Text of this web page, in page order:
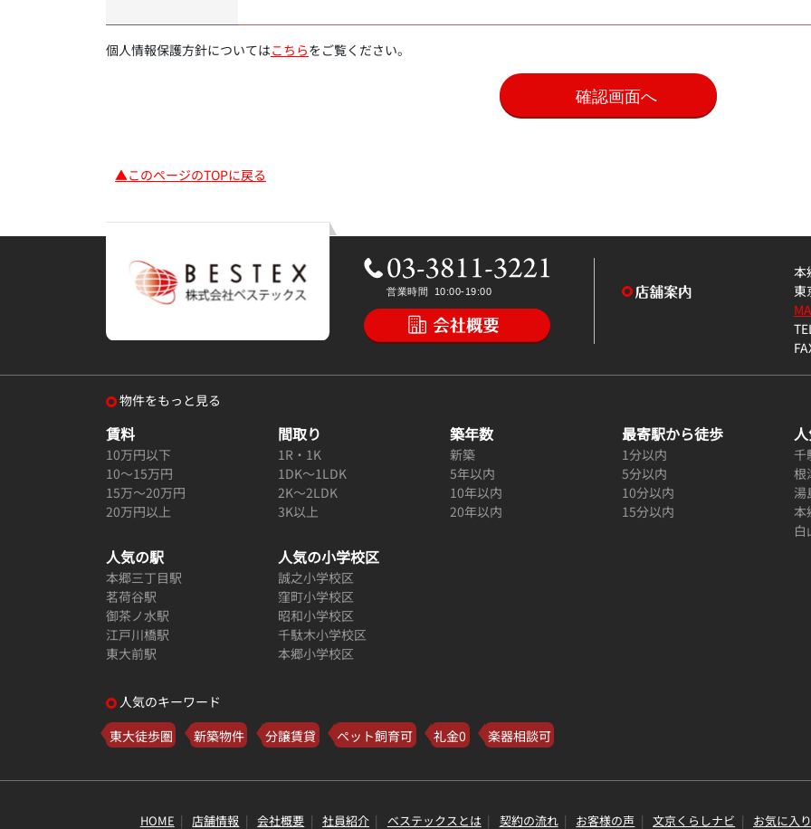
個人情報保護方針についてはこちらをご覧ください。
▲このページのTOPに戻る
本
東
物件をもっと見る
賃料
10万円以下
10～15万円
15万～20万円
20万円以上
間取り
1R・1K
1DK～1LDK
2K～2LDK
3K以上
築年数
新築
5年以内
10年以内
20年以内
最寄駅から徒歩
1分以内
5分以内
10分以内
15分以内
千
根
湯
本
白
人気の駅
本郷三丁目駅
茗荷谷駅
御茶ノ水駅
江戸川橋駅
東大前駅
人気の小学校区
誠之小学校区
窪町小学校区
昭和小学校区
千駄木小学校区
本郷小学校区
人気のキーワード
東大徒歩圏
新築物件 分譲賃貸 ペット飼育可 礼金0 楽器相談可
HOME 店舗情報 会社概要 社員紹介 ベステックスとは 契約の流れ お客様の声 文京くらしナビ お気に入